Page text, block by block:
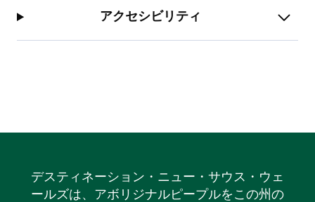
アクセシビリティ
デスティネーション・ニュー・サウス・ウェ
ールズは、アボリジナルピープルをこの州の